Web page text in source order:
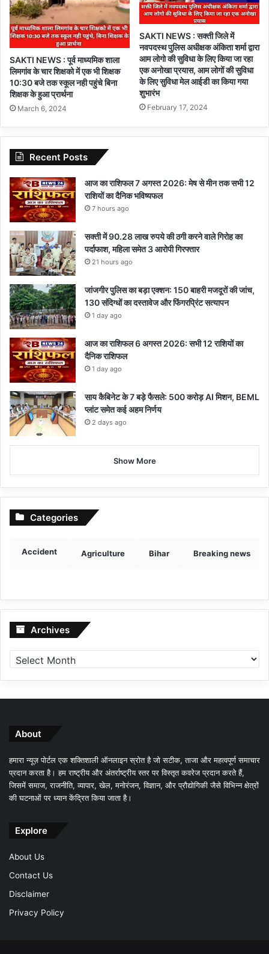
SAKTI NEWS : पूर्व माध्यमिक शाला
लिमगांव के चार शिक्षको में एक भी शिक्षक
10:30 बजे तक स्कूल नही पहुंचे बिना
शिक्षक के हुआ प्रार्थना
March 6, 2024
SAKTI NEWS : सक्ती जिले में
नवपदस्थ पुलिस अधीक्षक अंकिता शर्मा द्वारा
आम लोगो की सुविधा के लिए किया जा रहा
एक अनोखा प्रयास, आम लोगों की सुविधा
के लिए सुविधा मेल आईडी का किया गया
शुभारंभ
February 17, 2024
Recent Posts
आज का राशिफल 7 अगस्त 2026: मेष से मीन तक सभी 12
राशियों का दैनिक भविष्यफल
7 hours ago
सक्ती में 90.28 लाख रुपये की ठगी करने वाले गिरोह का
पर्दाफाश, महिला समेत 3 आरोपी गिरफ्तार
21 hours ago
जांजगीर पुलिस का बड़ा एक्शन: 150 बाहरी मजदूरों की जांच,
130 संदिग्धों का दस्तावेज और फिंगरप्रिंट सत्यापन
1 day ago
आज का राशिफल 6 अगस्त 2026: सभी 12 राशियों का
दैनिक राशिफल
1 day ago
साय कैबिनेट के 7 बड़े फैसले: 500 करोड़ AI मिशन, BEML
प्लांट समेत कई अहम निर्णय
2 days ago
Show More
Categories
Accident Agriculture Bihar Breaking news
Archives Archives
About
हमारा न्यूज़ पोर्टल एक शक्तिशाली ऑनलाइन स्रोत है जो सटीक, ताजा और महत्वपूर्ण समाचार
प्रदान करता है। हम राष्ट्रीय और अंतर्राष्ट्रीय स्तर पर विस्तृत कवरेज प्रदान करते हैं,
जिसमें समाज, राजनीति, व्यापार, खेल, मनोरंजन, विज्ञान, और प्रौद्योगिकी जैसे विभिन्न क्षेत्रों
की घटनाओं पर ध्यान केंद्रित किया जाता है।
Explore
About Us
Contact Us
Disclaimer
Privacy Policy